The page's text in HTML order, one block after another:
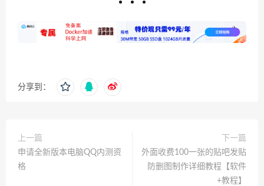
分享到：
上一篇
申请全新版本电脑QQ内测资
格
下一篇
外面收费100一张的贴吧发贴
防删图制作详细教程【软件
+教程】